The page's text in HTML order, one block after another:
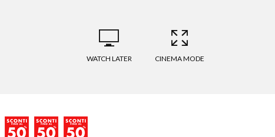
WATCH LATER CINEMA MODE